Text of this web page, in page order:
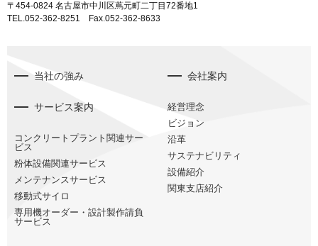
〒454-0824 名古屋市中川区蔦元町二丁目72番地1
TEL.052-362-8251 Fax.052-362-8633
当社の強み
サービス案内
コンクリートプラント関連サー
ビス
粉体設備関連サービス
メンテナンスサービス
移動式サイロ
専用機オーダー・設計製作請負
サービス
会社案内
経営理念
ビジョン
沿革
サステナビリティ
設備紹介
関東支店紹介